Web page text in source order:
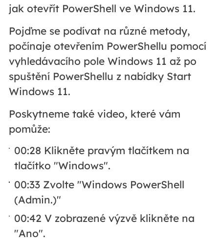
jak otevřít PowerShell ve Windows 11.
Pojďme se podívat na různé metody,
počínaje otevřením PowerShellu pomocí
vyhledávacího pole Windows 11 až po
spuštění PowerShellu z nabídky Start
Windows 11.
Poskytneme také video, které vám
pomůže:
00:28 Klikněte pravým tlačítkem na
tlačítko "Windows".
00:33 Zvolte "Windows PowerShell
(Admin.)"
00:42 V zobrazené výzvě klikněte na
"Ano".